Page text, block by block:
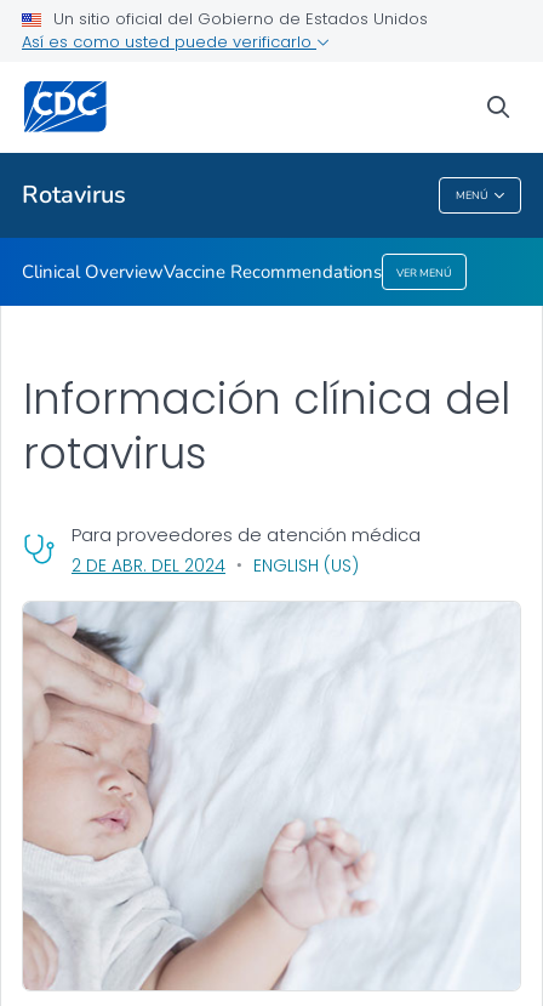
Un sitio oficial del Gobierno de Estados Unidos
Así es como usted puede verificarlo
Rotavirus MENÚ
Clinical Overview
Vaccine Recommendations
VER TODO
Rotavirus
Clinical OverviewVaccine Recommendations VER MENÚ
Información clínica del
rotavirus
Para proveedores de atención médica
2 DE ABR. DEL 2024, VISIT LINK FOR DETAILS.
ENGLISH (US)